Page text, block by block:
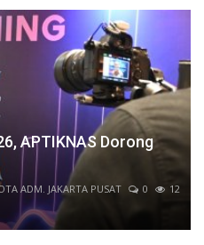
APTIKNAS Dorong
ADM. JAKARTA PUSAT 0
12